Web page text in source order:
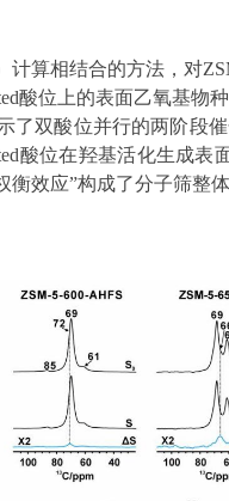
算相结合的方法，对
酸位上的表面乙氧基物
双酸位并行的两阶段
酸位在羟基活化生成表
效应”构成了分子筛整